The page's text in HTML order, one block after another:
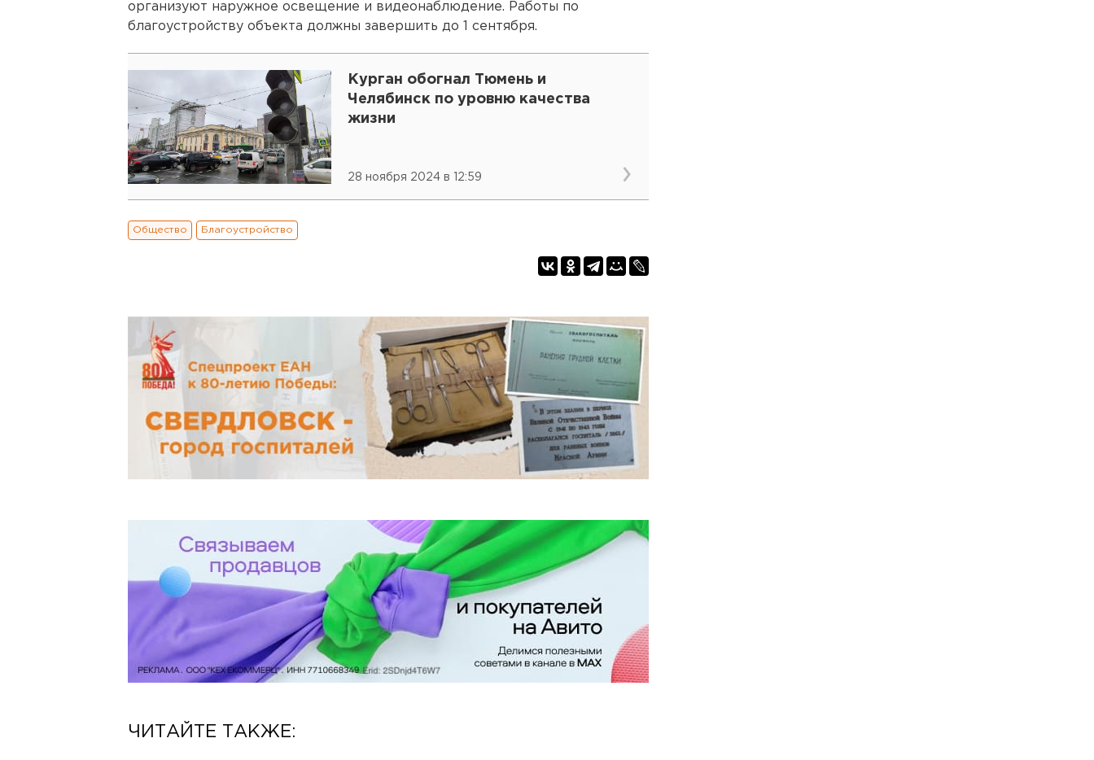
организуют наружное освещение и видеонаблюдение. Работы по
благоустройству объекта должны завершить до 1 сентября.
Курган обогнал Тюмень и
Челябинск по уровню качества
жизни
28 ноября 2024 в 12:59
Общество Благоустройство
ЧИТАЙТЕ ТАКЖЕ: